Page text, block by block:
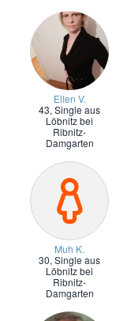
Ellen V.
43, Single aus
Löbnitz bei
Ribnitz-
Damgarten
Muh K.
30, Single aus
Löbnitz bei
Ribnitz-
Damgarten